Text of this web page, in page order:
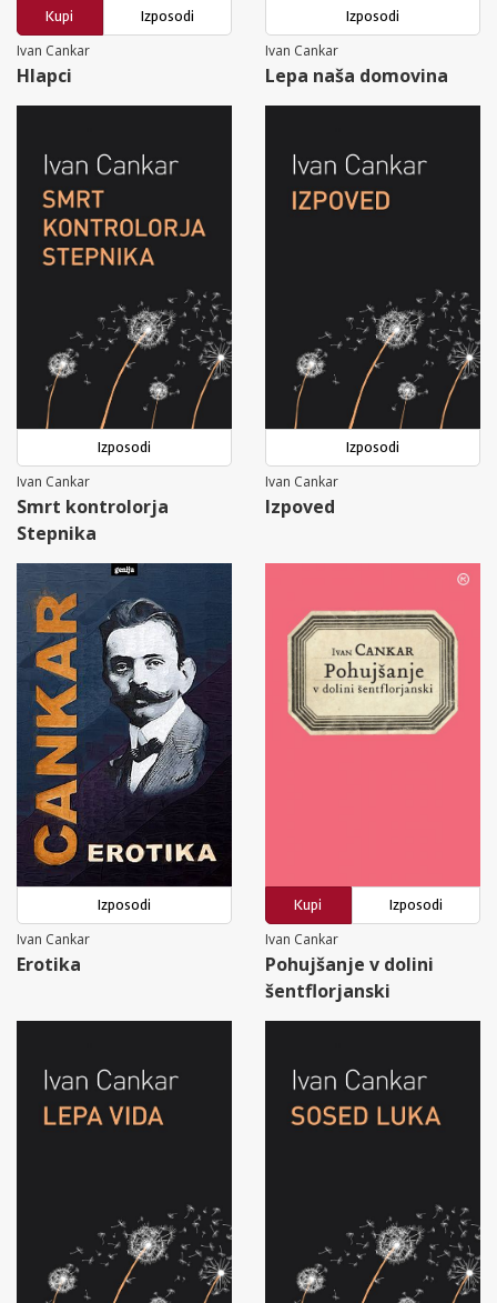
Kupi
Izposodi
Ivan Cankar
Hlapci
Izposodi
Ivan Cankar
Lepa naša domovina
Izposodi
Ivan Cankar
Smrt kontrolorja
Stepnika
Izposodi
Ivan Cankar
Izpoved
Izposodi
Ivan Cankar
Erotika
Kupi
Izposodi
Ivan Cankar
Pohujšanje v dolini
šentflorjanski